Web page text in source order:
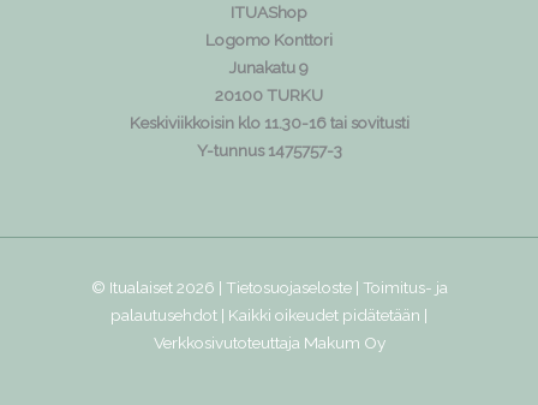
ITUAShop
Logomo Konttori
Junakatu 9
20100 TURKU
Keskiviikkoisin klo 11.30-16 tai sovitusti
Y-tunnus 1475757-3
© Itualaiset 2026 | Tietosuojaseloste| Toimitus- ja
palautusehdot | Kaikki oikeudet pidätetään |
Verkkosivutoteuttaja Makum Oy